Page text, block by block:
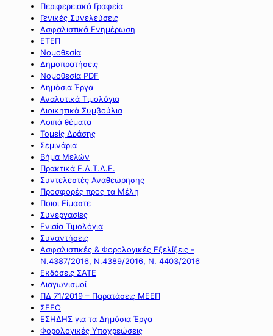
Περιφερειακά Γραφεία
Γενικές Συνελεύσεις
Ασφαλιστικά Ενημέρωση
ΕΤΕΠ
Νομοθεσία
Δημοπρατήσεις
Νομοθεσία PDF
Δημόσια Έργα
Αναλυτικά Τιμολόγια
Διοικητικά Συμβούλια
Λοιπά θέματα
Τομείς Δράσης
Σεμινάρια
Βήμα Μελών
Πρακτικά Ε.Δ.Τ.Δ.Ε.
Συντελεστές Αναθεώρησης
Προσφορές προς τα Μέλη
Ποιοι Είμαστε
Συνεργασίες
Ενιαία Τιμολόγια
Συναντήσεις
Ασφαλιστικές & Φορολογικές Εξελίξεις -
Ν.4387/2016, Ν.4389/2016, Ν. 4403/2016
Εκδόσεις ΣΑΤΕ
Διαγωνισμοί
ΠΔ 71/2019 – Παρατάσεις ΜΕΕΠ
ΣΕΕΟ
ΕΣΗΔΗΣ για τα Δημόσια Έργα
Φορολογικές Υποχρεώσεις